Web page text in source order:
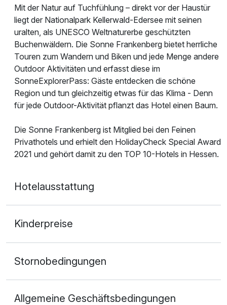
Mit der Natur auf Tuchfühlung – direkt vor der Haustür
liegt der Nationalpark Kellerwald-Edersee mit seinen
uralten, als UNESCO Weltnaturerbe geschützten
Buchenwäldern. Die Sonne Frankenberg bietet herrliche
Touren zum Wandern und Biken und jede Menge andere
Outdoor Aktivitäten und erfasst diese im
SonneExplorerPass: Gäste entdecken die schöne
Region und tun gleichzeitig etwas für das Klima - Denn
für jede Outdoor-Aktivität pflanzt das Hotel einen Baum.
Die Sonne Frankenberg ist Mitglied bei den Feinen
Privathotels und erhielt den HolidayCheck Special Award
2021 und gehört damit zu den TOP 10-Hotels in Hessen.
Hotelausstattung
Kinderpreise
Stornobedingungen
Allgemeine Geschäftsbedingungen